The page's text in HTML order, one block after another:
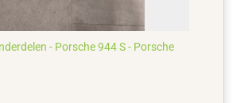
- Porsche 944 S - Porsche